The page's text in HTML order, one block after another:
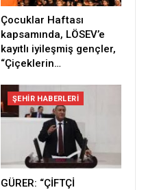
Çocuklar Haftası
kapsamında, LÖSEV’e
kayıtlı iyileşmiş gençler,
“Çiçeklerin…
ŞEHIR HABERLERI
GÜRER: “ÇİFTÇİ